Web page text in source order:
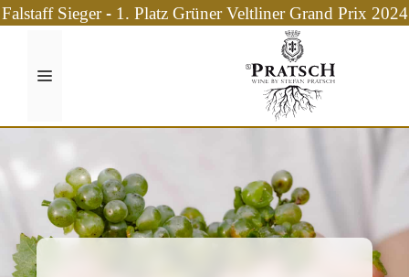
Zum
Falstaff Sieger - 1. Platz Grüner Veltliner Grand Prix 2024
Menü